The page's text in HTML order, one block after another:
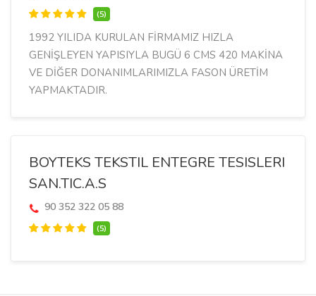
(5)
1992 YILIDA KURULAN FİRMAMIZ HIZLA
GENİŞLEYEN YAPISIYLA BUGÜ 6 CMS 420 MAKİNA
VE DİĞER DONANIMLARIMIZLA FASON ÜRETİM
YAPMAKTADIR.
BOYTEKS TEKSTIL ENTEGRE TESISLERI
SAN.TIC.A.S
90 352 322 05 88
(5)